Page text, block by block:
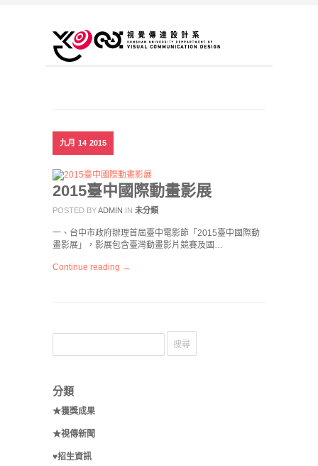
九月 14 2015
2015臺中國際動畫影展
POSTED BYADMIN IN 未分類
一、台中市政府辦理首屆臺中電影節「2015臺中國際動
畫影展」，影展包含臺灣動畫影片競賽及國…
Continue reading →
分類
★獲獎成果
★視傳新聞
♥招生資訊